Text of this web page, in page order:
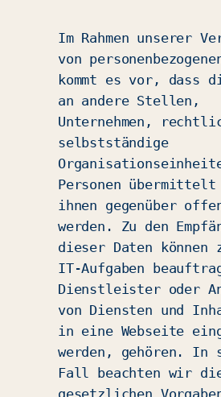
Im Rahmen unserer
von
kommt es vor, dass
an andere Stellen,
Unternehmen,
selbstständige
Personen
ihnen gegenüber
werden. Zu den
dieser Daten können
IT-Aufgaben
Dienstleister oder
von Diensten und
in eine Webseite
werden, gehören. In
Fall beachten wir